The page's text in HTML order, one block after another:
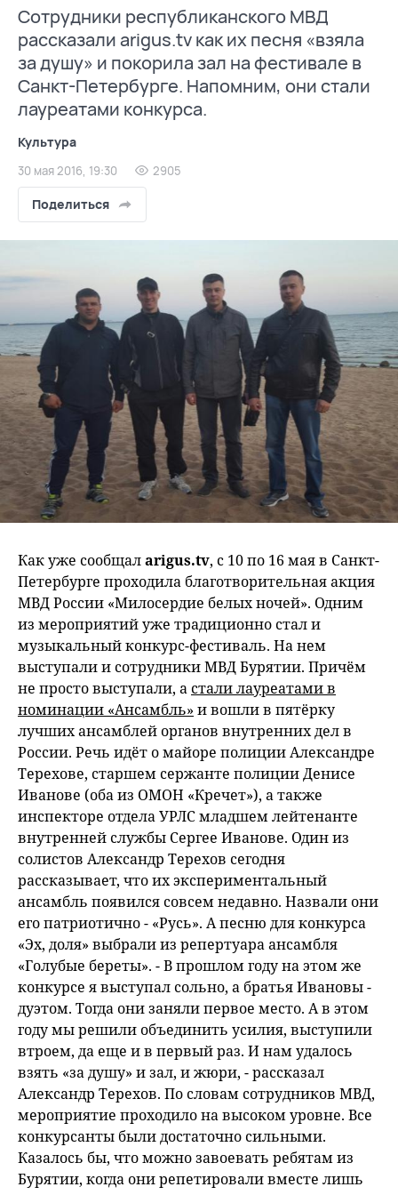
Сотрудники республиканского МВД
рассказали arigus.tv как их песня «взяла
за душу» и покорила зал на фестивале в
Санкт-Петербурге. Напомним, они стали
лауреатами конкурса.
Культура
30 мая 2016, 19:30 2905
Поделиться
Как уже сообщалarigus.tv, с 10 по 16 мая в Санкт-
Петербурге проходила благотворительная акция
МВД России «Милосердие белых ночей». Одним
из мероприятий уже традиционно стал и
музыкальный конкурс-фестиваль. На нем
выступали и сотрудники МВД Бурятии. Причём
не просто выступали, астали лауреатами в
номинации «Ансамбль» и вошли в пятёрку
лучших ансамблей органов внутренних дел в
России. Речь идёт о майоре полиции Александре
Терехове, старшем сержанте полиции Денисе
Иванове (оба из ОМОН «Кречет»), а также
инспекторе отдела УРЛС младшем лейтенанте
внутренней службы Сергее Иванове. Один из
солистов Александр Терехов сегодня
рассказывает, что их экспериментальный
ансамбль появился совсем недавно. Назвали они
его патриотично - «Русь». А песню для конкурса
«Эх, доля» выбрали из репертуара ансамбля
«Голубые береты». - В прошлом году на этом же
конкурсе я выступал сольно, а братья Ивановы -
дуэтом. Тогда они заняли первое место. А в этом
году мы решили объединить усилия, выступили
втроем, да еще и в первый раз. И нам удалось
взять «за душу» и зал, и жюри, - рассказал
Александр Терехов. По словам сотрудников МВД,
мероприятие проходило на высоком уровне. Все
конкурсанты были достаточно сильными.
Казалось бы, что можно завоевать ребятам из
Бурятии, когда они репетировали вместе лишь